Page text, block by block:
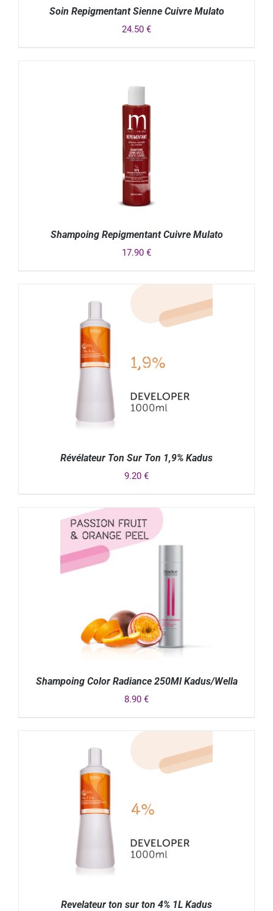
Soin Repigmentant Sienne Cuivre Mulato
24.50 €
DÉTAILS
Shampoing Repigmentant Cuivre Mulato
17.90 €
Révélateur Ton Sur Ton 1,9% Kadus
9.20 €
DÉTAILS
Shampoing Color Radiance 250Ml Kadus/Wella
8.90 €
Revelateur ton sur ton 4% 1L Kadus